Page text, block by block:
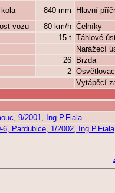
840 mm
Hlavní
vozu
80 km/h Čelníky
15 t Táhlové
Narážecí
26
Brzda
2
Vytápěcí
9/2001, Ing.P.Fiala
6, Pardubice, 1/2002, Ing.P.Fiala